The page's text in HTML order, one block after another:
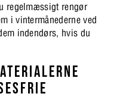
regelmæssigt rengør
i vintermånederne ved
indendørs, hvis du